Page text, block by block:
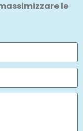
le